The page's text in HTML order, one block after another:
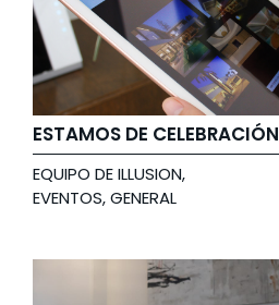
ESTAMOS DE CELEBRACIÓN
EQUIPO DE ILLUSION,
EVENTOS,GENERAL